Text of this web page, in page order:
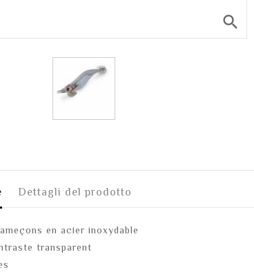
search
Dettagli del prodotto
en acier inoxydable
transparent